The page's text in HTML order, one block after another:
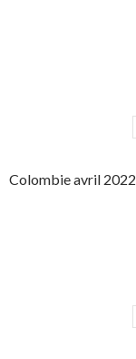
Colombie avril 2022